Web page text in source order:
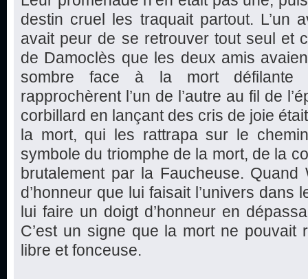
destin cruel les traquait partout. L’un
avait peur de se retrouver tout seul et
de Damoclès que les deux amis
sombre face à la mort défilante
rapprochèrent l’un de l’autre au fil de
corbillard en lançant des cris de joie
la mort, qui les rattrapa sur le chemin
symbole du triomphe de la mort, de la
brutalement par la Faucheuse.
d’honneur que lui faisait l’univers dans
lui faire un doigt d’honneur en
C’est un signe que la mort ne pouvait
libre et fonceuse.